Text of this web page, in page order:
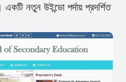
উইন্ডো পর্দায় প্রদর্শিত